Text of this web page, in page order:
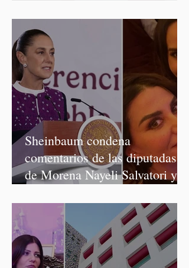
Sheinbaum condena
comentarios de las diputadas
de Morena Nayeli Salvatori y